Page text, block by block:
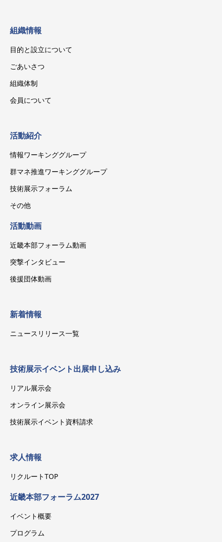
組織情報
目的と設立について
ごあいさつ
組織体制
会員について
活動紹介
情報ワーキンググループ
群マネ推進ワーキンググループ
技術展示フォーラム
その他
活動動画
近畿本部フォーラム動画
突撃インタビュー
後援団体動画
新着情報
ニュースリリース一覧
技術展示イベント出展申し込み
リアル展示会
オンライン展示会
技術展示イベント資料請求
求人情報
リクルートTOP
近畿本部フォーラム2027
イベント概要
プログラム